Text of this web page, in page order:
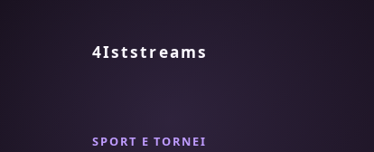
4Iststreams
SPORT E TORNEI